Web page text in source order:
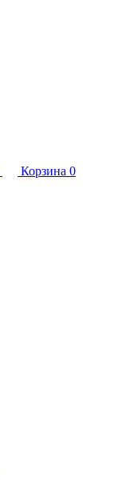
Корзина 0